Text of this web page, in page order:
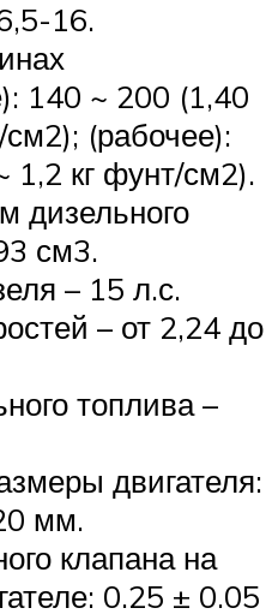
16.
140 ~ 200 (1,40
(рабочее):
1,2 кг фунт/см2).
дизельного
см3.
– 15 л.с.
– от 2,24 до
топлива –
двигателя:
мм.
клапана на
0.25 ± 0.05